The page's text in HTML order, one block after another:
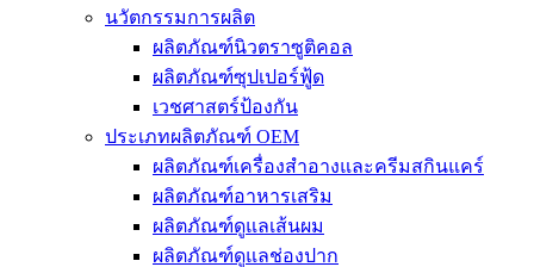
นวัตกรรมการผลิต
ผลิตภัณฑ์นิวตราซูติคอล
ผลิตภัณฑ์ซุปเปอร์ฟู้ด
เวชศาสตร์ป้องกัน
ประเภทผลิตภัณฑ์ OEM
ผลิตภัณฑ์เครื่องสำอางและครีมสกินแคร์
ผลิตภัณฑ์อาหารเสริม
ผลิตภัณฑ์ดูแลเส้นผม
ผลิตภัณฑ์ดูแลช่องปาก